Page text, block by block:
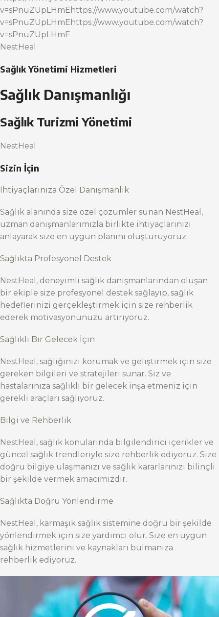
v=sPnuZUpLHmEhttps://www.youtube.com/watch?
v=sPnuZUpLHmEhttps://www.youtube.com/watch?
v=sPnuZUpLHmE
NestHeal
Sağlık Yönetimi Hizmetleri
Sağlık Danışmanlığı
Sağlık Turizmi Yönetimi
NestHeal
Sizin İçin
İhtiyaçlarınıza Özel Danışmanlık
Sağlık alanında size özel çözümler sunan NestHeal,
uzman danışmanlarımızla birlikte ihtiyaçlarınızı
anlayarak size en uygun planını oluşturuyoruz.
Sağlıkta Profesyonel Destek
NestHeal, deneyimli sağlık danışmanlarından oluşan
bir ekiple size profesyonel destek sağlayıp, sağlık
hedeflerinizi gerçekleştirmek için size rehberlik
ederek motivasyonunuzu artırıyoruz.
Sağlıklı Bir Gelecek İçin
NestHeal, sağlığınızı korumak ve geliştirmek için size
gereken bilgileri ve stratejileri sunar. Siz ve
hastalarınıza sağlıklı bir gelecek inşa etmeniz için
gerekli araçları sağlıyoruz.
Bilgi ve Rehberlik
NestHeal, sağlık konularında bilgilendirici içerikler ve
güncel sağlık trendleriyle size rehberlik ediyoruz. Size
doğru bilgiye ulaşmanızı ve sağlık kararlarınızı bilinçli
bir şekilde vermek amacımızdır.
Sağlıkta Doğru Yönlendirme
NestHeal, karmaşık sağlık sistemine doğru bir şekilde
yönlendirmek için size yardımcı olur. Size en uygun
sağlık hizmetlerini ve kaynakları bulmanıza
rehberlik ediyoruz.